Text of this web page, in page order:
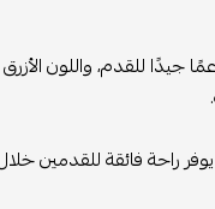
جيدًا للقدم، واللون
راحة فائقة للقدمين